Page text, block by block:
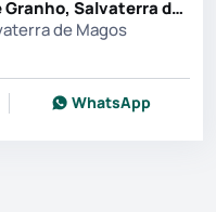
Terreno em Glória do Ribatejo e Granho, Salvaterra de Magos
de Magos
WhatsApp